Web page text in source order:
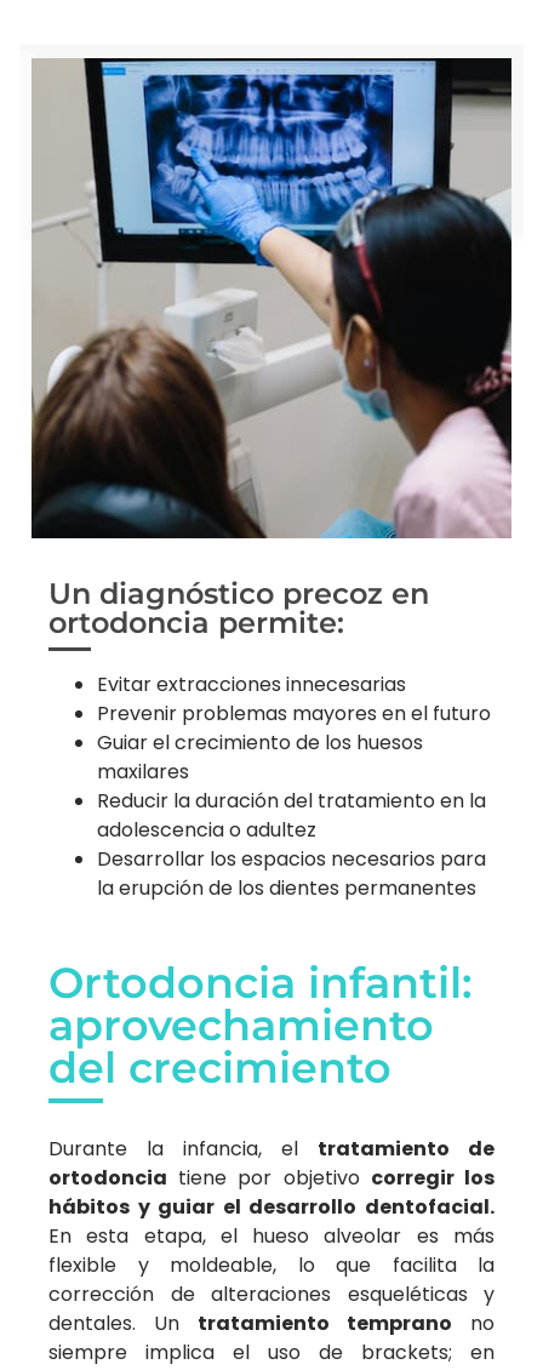
Un diagnóstico precoz en
ortodoncia permite:
Evitar extracciones innecesarias
Prevenir problemas mayores en el futuro
Guiar el crecimiento de los huesos
maxilares
Reducir la duración del tratamiento en la
adolescencia o adultez
Desarrollar los espacios necesarios para
la erupción de los dientes permanentes
Ortodoncia infantil:
aprovechamiento
del crecimiento
Durante la infancia, el tratamiento de
ortodoncia tiene por objetivo corregir los
hábitos y guiar el desarrollo dentofacial.
En esta etapa, el hueso alveolar es más
flexible y moldeable, lo que facilita la
corrección de alteraciones esqueléticas y
dentales. Un tratamiento temprano no
siempre implica el uso de brackets; en